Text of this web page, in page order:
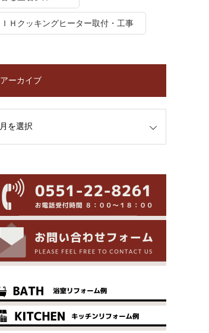
ＩＨクッキングヒーター取付・工事
アーカイブ